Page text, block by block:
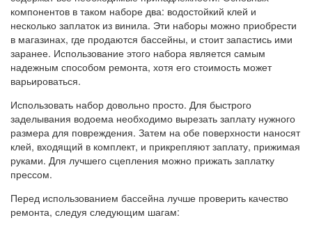
компонентов в таком наборе два: водостойкий клей и
несколько заплаток из винила. Эти наборы можно приобрести
в магазинах, где продаются бассейны, и стоит запастись ими
заранее. Использование этого набора является самым
надежным способом ремонта, хотя его стоимость может
варьироваться.
Использовать набор довольно просто. Для быстрого
заделывания водоема необходимо вырезать заплату нужного
размера для повреждения. Затем на обе поверхности наносят
клей, входящий в комплект, и прикрепляют заплату, прижимая
руками. Для лучшего сцепления можно прижать заплатку
прессом.
Перед использованием бассейна лучше проверить качество
ремонта, следуя следующим шагам: